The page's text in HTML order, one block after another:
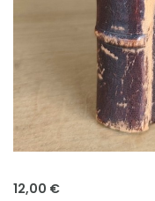
12,00 €